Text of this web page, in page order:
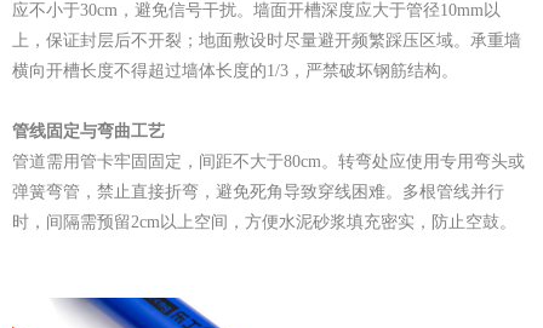
应不小于30cm，避免信号干扰。墙面开槽深度应大于管径10mm以
上，保证封层后不开裂；地面敷设时尽量避开频繁踩压区域。承重墙
横向开槽长度不得超过墙体长度的1/3，严禁破坏钢筋结构。
管线固定与弯曲工艺
管道需用管卡牢固固定，间距不大于80cm。转弯处应使用专用弯头或
弹簧弯管，禁止直接折弯，避免死角导致穿线困难。多根管线并行
时，间隔需预留2cm以上空间，方便水泥砂浆填充密实，防止空鼓。